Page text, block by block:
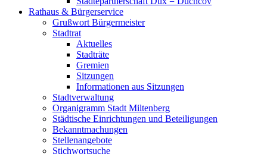
Rathaus & Bürgerservice
Grußwort Bürgermeister
Stadtrat
Aktuelles
Stadträte
Gremien
Sitzungen
Informationen aus Sitzungen
Stadtverwaltung
Organigramm Stadt Miltenberg
Städtische Einrichtungen und Beteiligungen
Bekanntmachungen
Stellenangebote
Stichwortsuche